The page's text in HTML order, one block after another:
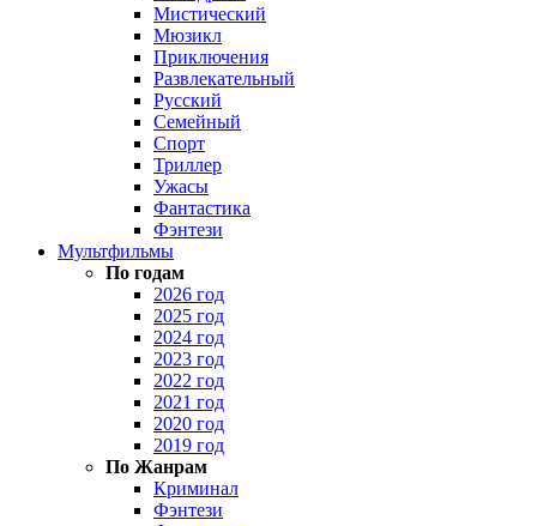
Мистический
Мюзикл
Приключения
Развлекательный
Русский
Семейный
Спорт
Триллер
Ужасы
Фантастика
Фэнтези
Мультфильмы
По годам
2026 год
2025 год
2024 год
2023 год
2022 год
2021 год
2020 год
2019 год
По Жанрам
Криминал
Фэнтези